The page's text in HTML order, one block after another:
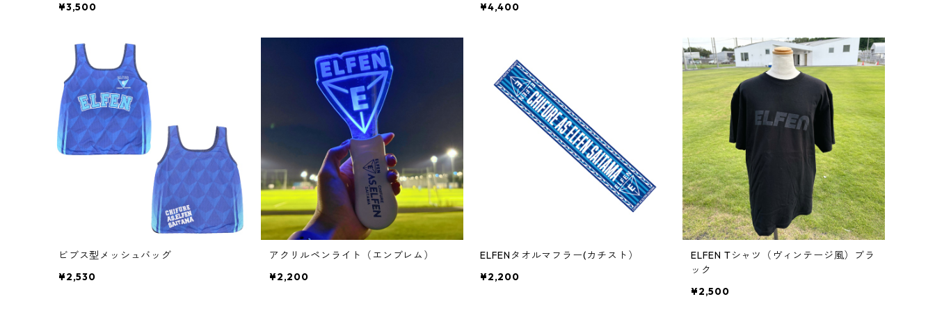
¥3,500
¥4,400
ビブス型メッシュバッグ
¥2,530
アクリルペンライト（エンブレム）
¥2,200
ELFENタオルマフラー(カチスト）
¥2,200
ELFEN Tシャツ（ヴィンテージ風）ブラ
ック
¥2,500